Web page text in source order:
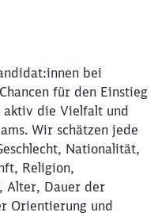
bei
für den Einstieg
die Vielfalt und
Wir schätzen jede
Nationalität,
Religion,
Alter, Dauer der
Orientierung und